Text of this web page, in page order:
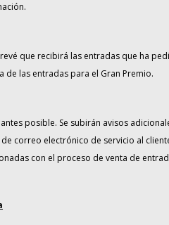
que recibirá las entradas que ha
las entradas para el Gran Premio.
posible. Se subirán avisos
correo electrónico de servicio al
con el proceso de venta de